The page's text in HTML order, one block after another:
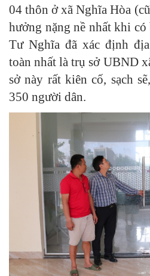
04 thôn ở xã Nghĩa Hòa
hưởng nặng nề nhất khi
Tư Nghĩa đã xác định
toàn nhất là trụ sở UBND
sở này rất kiên cố, sạch
350 người dân.